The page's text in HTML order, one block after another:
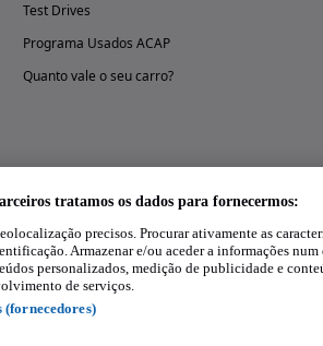
Test Drives
Programa Usados ACAP
Quanto vale o seu carro?
tratamos os dados para fornecermos:
precisos. Procurar ativamente as
Armazenar e/ou aceder a informações
personalizados, medição de publicidade e
de serviços.